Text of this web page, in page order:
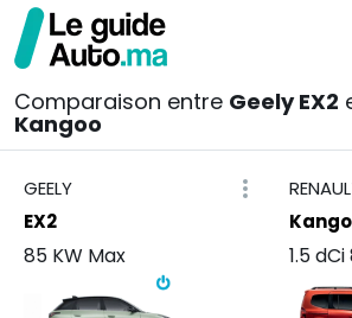
Comparaison entre Geely EX2
Kangoo
GEELY
EX2
85 KW Max 1.5